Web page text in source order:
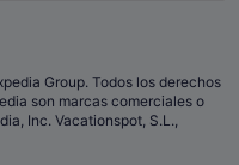
Group. Todos los derechos
son marcas comerciales o
Inc. Vacationspot, S.L.,